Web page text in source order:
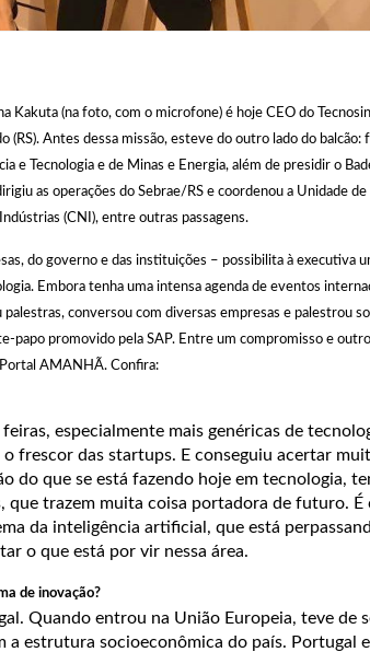
Kakuta (na foto, com o microfone) é hoje CEO do
(RS). Antes dessa missão, esteve do outro lado do balcão:
e Tecnologia e de Minas e Energia, além de presidir o
as operações do Sebrae/RS e coordenou a Unidade de
(CNI), entre outras passagens.
do governo e das instituições – possibilita à executiva
Embora tenha uma intensa agenda de eventos
conversou com diversas empresas e palestrou
papo promovido pela SAP. Entre um compromisso e
AMANHÃ. Confira:
especialmente mais genéricas de
frescor das startups. E conseguiu acertar
do que se está fazendo hoje em tecnologia,
que trazem muita coisa portadora de futuro. É
da inteligência artificial, que está
o que está por vir nessa área.
de inovação?
Quando entrou na União Europeia, teve de
a estrutura socioeconômica do país. Portugal e